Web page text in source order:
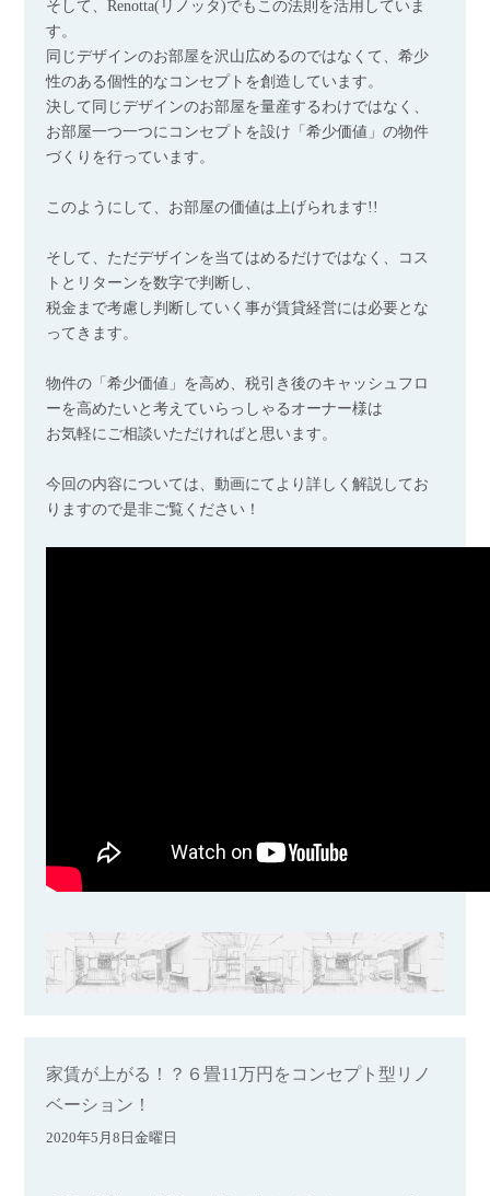
そして、Renotta(リノッタ)でもこの法則を活用していま
す。
同じデザインのお部屋を沢山広めるのではなくて、希少
性のある個性的なコンセプトを創造しています。
決して同じデザインのお部屋を量産するわけではなく、
お部屋一つ一つにコンセプトを設け「希少価値」の物件
づくりを行っています。
このようにして、お部屋の価値は上げられます!!
そして、ただデザインを当てはめるだけではなく、コス
トとリターンを数字で判断し、
税金まで考慮し判断していく事が賃貸経営には必要とな
ってきます。
物件の「希少価値」を高め、税引き後のキャッシュフロ
ーを高めたいと考えていらっしゃるオーナー様は
お気軽にご相談いただければと思います。
今回の内容については、動画にてより詳しく解説してお
りますので是非ご覧ください！
家賃が上がる！？６畳11万円をコンセプト型リノ
ベーション！
2020年5月8日金曜日